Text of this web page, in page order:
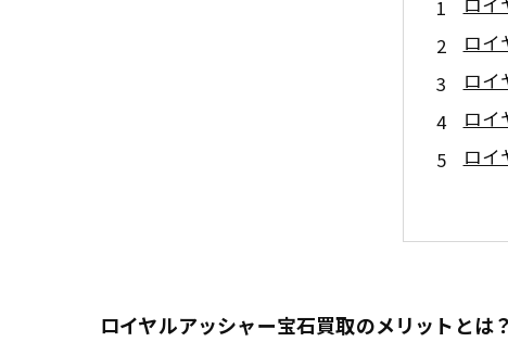
ロイ
ロイ
ロイ
ロイ
ロイヤルアッシャー宝石買取のメリットとは？